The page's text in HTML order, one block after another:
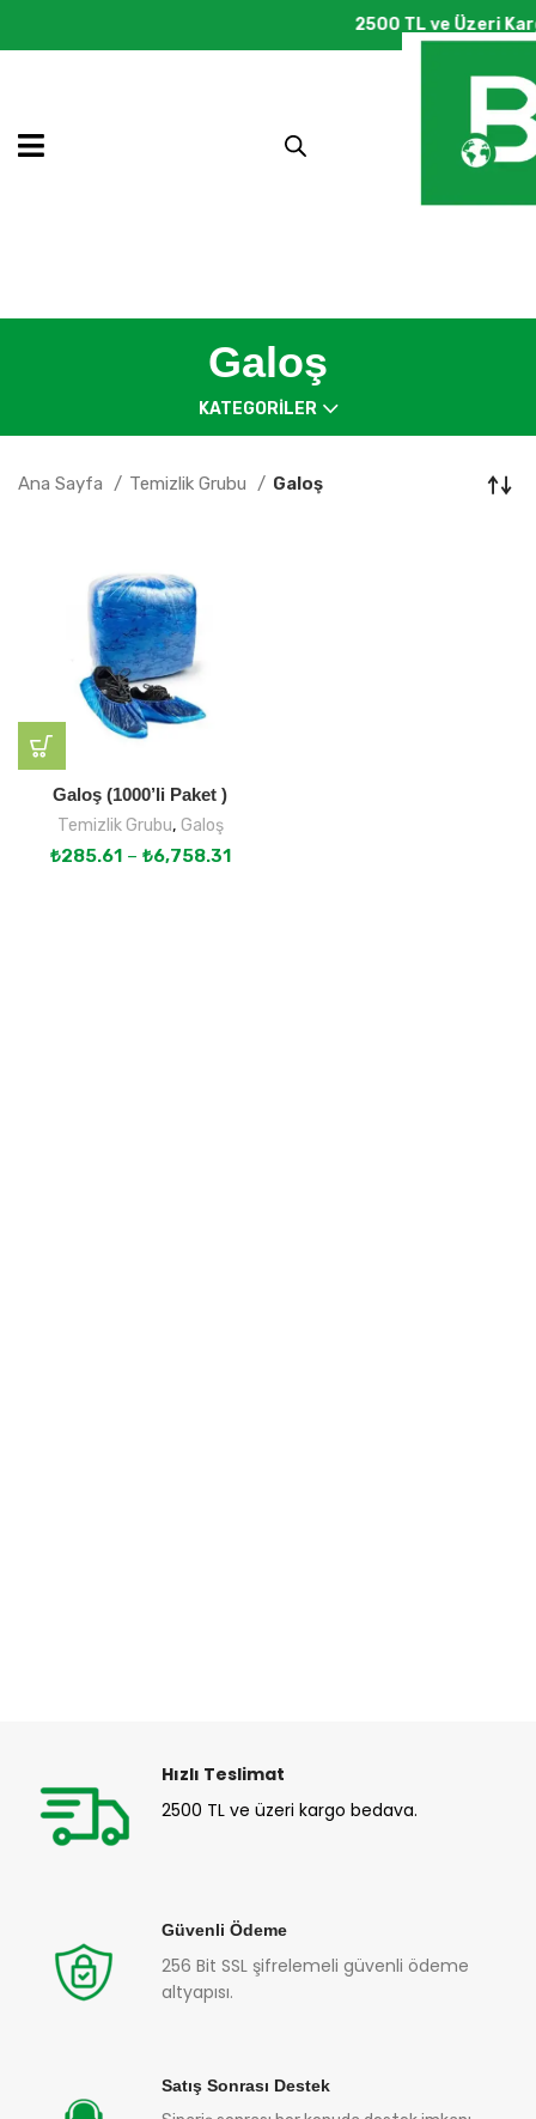
2500 TL ve Üzeri Kargo
Galoş
KATEGORILER
Ana Sayfa Temizlik Grubu Galoş
Galoş (1000’li Paket )
Temizlik Grubu, Galoş
₺285.61 – ₺6,758.31
Hızlı Teslimat
2500 TL ve üzeri kargo bedava.
Güvenli Ödeme
256 Bit SSL şifrelemeli güvenli ödeme
altyapısı.
Satış Sonrası Destek